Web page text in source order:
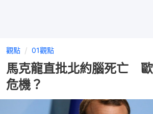
觀點 01觀點
馬克龍直批北約腦死亡
危機？